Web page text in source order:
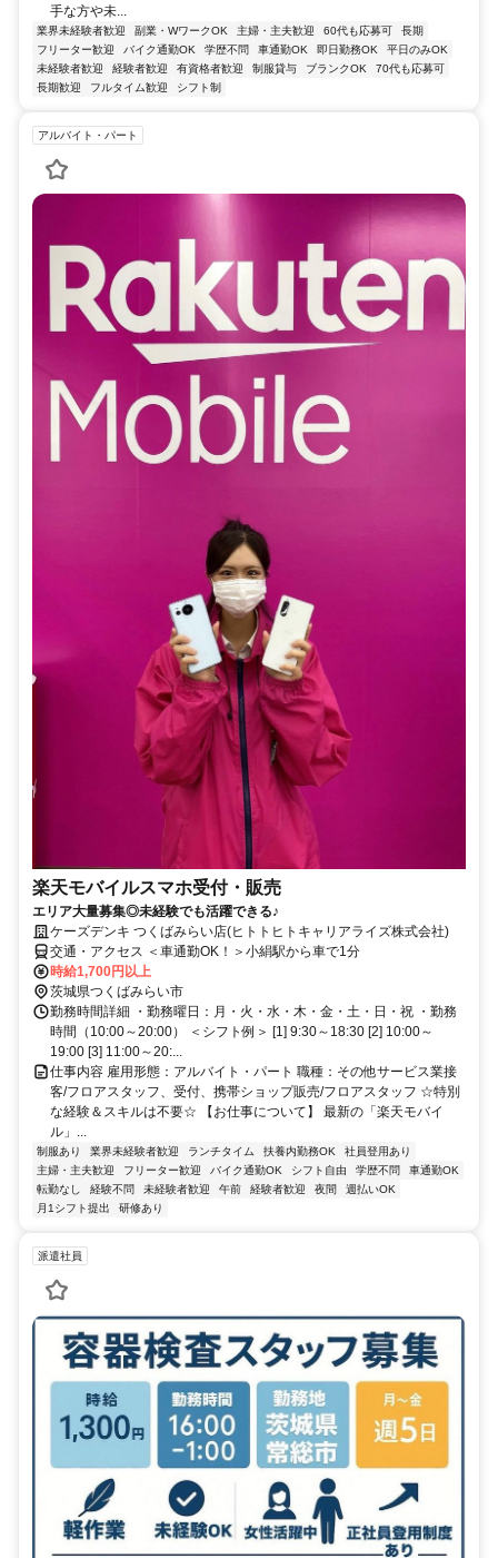
手な方や未...
業界未経験者歓迎 副業・WワークOK 主婦・主夫歓迎 60代も応募可
長期
フリーター歓迎
バイク通勤OK 学歴不問 車通勤OK 即日勤務OK
平日のみOK
未経験者歓迎
経験者歓迎 有資格者歓迎 制服貸与 ブランクOK
70代も応募可
長期歓迎
フルタイム歓迎 シフト制
アルバイト・パート
楽天モバイルスマホ受付・販売
エリア大量募集◎未経験でも活躍できる♪
ケーズデンキ つくばみらい店(ヒトトヒトキャリアライズ株式会社)
交通・アクセス ＜車通勤OK！＞小絹駅から車で1分
時給1,700円以上
茨城県つくばみらい市
勤務時間詳細 ・勤務曜日：月・火・水・木・金・土・日・祝 ・勤務
時間（10:00～20:00） ＜シフト例＞ [1] 9:30～18:30 [2] 10:00～
19:00 [3] 11:00～20:...
仕事内容 雇用形態：アルバイト・パート 職種：その他サービス業接
客/フロアスタッフ、受付、携帯ショップ販売/フロアスタッフ ☆特別
な経験＆スキルは不要☆ 【お仕事について】 最新の「楽天モバイ
ル」...
制服あり 業界未経験者歓迎 ランチタイム 扶養内勤務OK
社員登用あり
主婦・主夫歓迎
フリーター歓迎 バイク通勤OK シフト自由 学歴不問
車通勤OK
転勤なし
経験不問 未経験者歓迎 午前 経験者歓迎 夜間
週払いOK
月1シフト提出
研修あり
派遣社員